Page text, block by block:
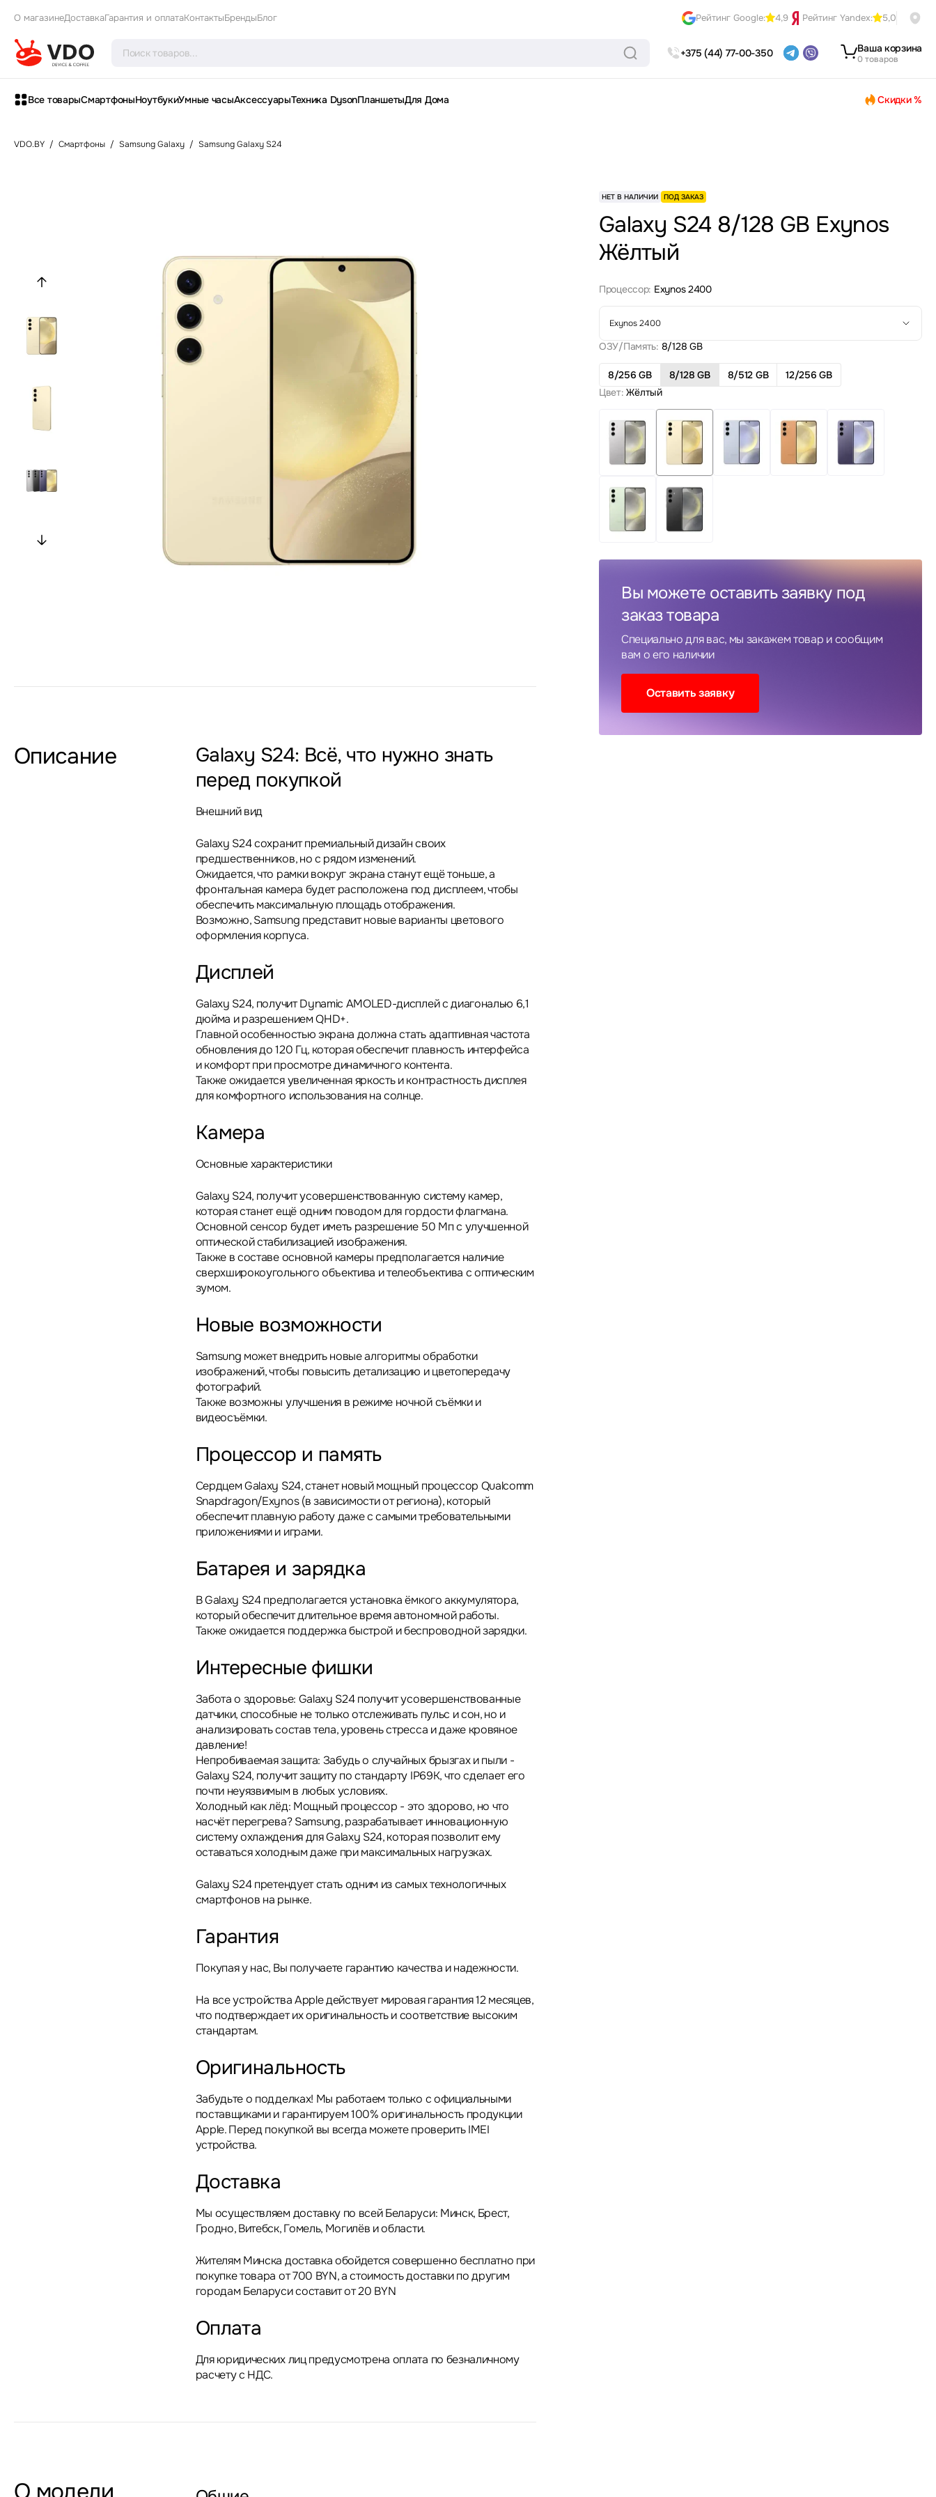
О магазинеДоставкаГарантия и оплатаКонтактыБрендыБлог Рейтинг Google: 4,9 Рейтинг Yandex: 5,0
+375 (44) 77-00-350 Ваша корзина
0 товаров
Все товарыСмартфоныНоутбукиУмные часыАксессуарыТехника DysonПланшетыДля Дома Скидки %
VDO.BY / Смартфоны / Samsung Galaxy / Samsung Galaxy S24
Описание
Galaxy S24: Всё, что нужно знать
перед покупкой
Внешний вид
Galaxy S24 сохранит премиальный дизайн своих
предшественников, но с рядом изменений.
Ожидается, что рамки вокруг экрана станут ещё тоньше, а
фронтальная камера будет расположена под дисплеем, чтобы
обеспечить максимальную площадь отображения.
Возможно, Samsung представит новые варианты цветового
оформления корпуса.
Дисплей
Galaxy S24, получит Dynamic AMOLED-дисплей с диагональю 6,1
дюйма и разрешением QHD+.
Главной особенностью экрана должна стать адаптивная частота
обновления до 120 Гц, которая обеспечит плавность интерфейса
и комфорт при просмотре динамичного контента.
Также ожидается увеличенная яркость и контрастность дисплея
для комфортного использования на солнце.
Камера
Основные характеристики
Galaxy S24, получит усовершенствованную систему камер,
которая станет ещё одним поводом для гордости флагмана.
Основной сенсор будет иметь разрешение 50 Мп с улучшенной
оптической стабилизацией изображения.
Также в составе основной камеры предполагается наличие
сверхширокоугольного объектива и телеобъектива с оптическим
зумом.
Новые возможности
Samsung может внедрить новые алгоритмы обработки
изображений, чтобы повысить детализацию и цветопередачу
фотографий.
Также возможны улучшения в режиме ночной съёмки и
видеосъёмки.
Процессор и память
Сердцем Galaxy S24, станет новый мощный процессор Qualcomm
Snapdragon/Exynos (в зависимости от региона), который
обеспечит плавную работу даже с самыми требовательными
приложениями и играми.
Батарея и зарядка
В Galaxy S24 предполагается установка ёмкого аккумулятора,
который обеспечит длительное время автономной работы.
Также ожидается поддержка быстрой и беспроводной зарядки.
Интересные фишки
Забота о здоровье: Galaxy S24 получит усовершенствованные
датчики, способные не только отслеживать пульс и сон, но и
анализировать состав тела, уровень стресса и даже кровяное
давление!
Непробиваемая защита: Забудь о случайных брызгах и пыли -
Galaxy S24, получит защиту по стандарту IP69K, что сделает его
почти неуязвимым в любых условиях.
Холодный как лёд: Мощный процессор - это здорово, но что
насчёт перегрева? Samsung, разрабатывает инновационную
систему охлаждения для Galaxy S24, которая позволит ему
оставаться холодным даже при максимальных нагрузках.
Galaxy S24 претендует стать одним из самых технологичных
смартфонов на рынке.
Гарантия
Покупая у нас, Вы получаете гарантию качества и надежности.
На все устройства Apple действует мировая гарантия 12 месяцев,
что подтверждает их оригинальность и соответствие высоким
стандартам.
Оригинальность
Забудьте о подделках! Мы работаем только с официальными
поставщиками и гарантируем 100% оригинальность продукции
Apple. Перед покупкой вы всегда можете проверить IMEI
устройства.
Доставка
Мы осуществляем доставку по всей Беларуси: Минск, Брест,
Гродно, Витебск, Гомель, Могилёв и области.
Жителям Минска доставка обойдется совершенно бесплатно при
покупке товара от 700 BYN, а стоимость доставки по другим
городам Беларуси составит от 20 BYN
Оплата
Для юридических лиц предусмотрена оплата по безналичному
расчету с НДС.
НЕТ В НАЛИЧИИ ПОД ЗАКАЗ
Galaxy S24 8/128 GB Exynos
Жёлтый
Процессор: Exynos 2400
Exynos 2400
ОЗУ/Память: 8/128 GB
8/256 GB 8/128 GB 8/512 GB
12/256 GB
Цвет: Жёлтый
Вы можете оставить заявку под
заказ товара
Специально для вас, мы закажем товар и сообщим
вам о его наличии
Оставить заявку